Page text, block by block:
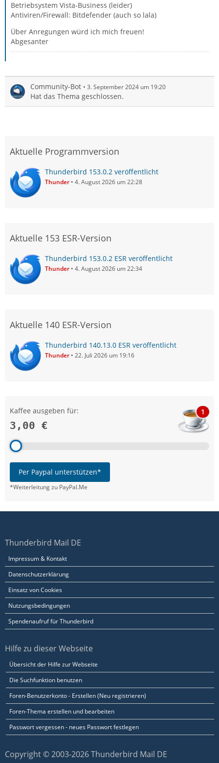
Betriebsystem Vista-Business (leider)
Antiviren/Firewall: Bitdefender (auch so lala)
Über Anregungen würd ich mich freuen!
Abgesanter
Community-Bot 3. September 2024 um 19:20
Hat das Thema geschlossen.
Aktuelle Programmversion
Thunderbird 153.0.2 veröffentlicht
Thunder 4. August 2026 um 22:28
Aktuelle 153 ESR-Version
Thunderbird 153.0.2 ESR veröffentlicht
Thunder 4. August 2026 um 22:34
Aktuelle 140 ESR-Version
Thunderbird 140.13.0 ESR veröffentlicht
Thunder 22. Juli 2026 um 19:16
Kaffee ausgeben für:
3,00 €
1
Per Paypal unterstützen*
*Weiterleitung zu PayPal.Me
Thunderbird Mail DE
Impressum & Kontakt
Datenschutzerklärung
Einsatz von Cookies
Nutzungsbedingungen
Spendenaufruf für Thunderbird
Hilfe zu dieser Webseite
Übersicht der Hilfe zur Webseite
Die Suchfunktion benutzen
Foren-Benutzerkonto - Erstellen (Neu registrieren)
Foren-Thema erstellen und bearbeiten
Passwort vergessen - neues Passwort festlegen
Copyright © 2003-2026 Thunderbird Mail DE